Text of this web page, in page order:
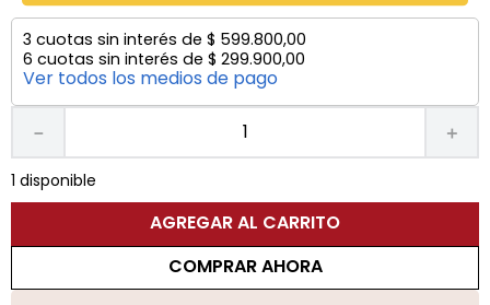
3 cuotas sin interés de $ 599.800,00
6 cuotas sin interés de $ 299.900,00
Ver todos los medios de pago
＋
－
1 disponible
AGREGAR AL CARRITO
COMPRAR AHORA